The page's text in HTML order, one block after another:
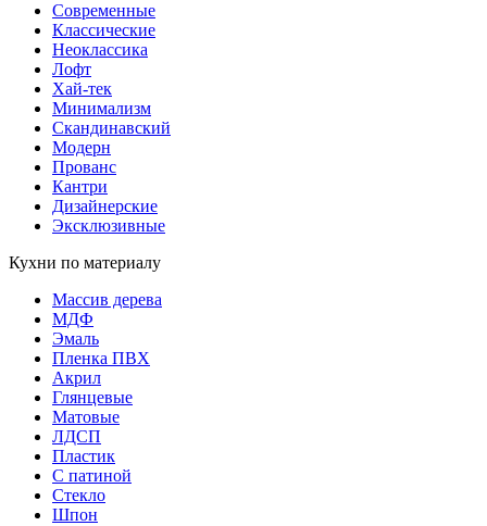
Современные
Классические
Неоклассика
Лофт
Хай-тек
Минимализм
Скандинавский
Модерн
Прованс
Кантри
Дизайнерские
Эксклюзивные
Кухни по материалу
Массив дерева
МДФ
Эмаль
Пленка ПВХ
Акрил
Глянцевые
Матовые
ЛДСП
Пластик
С патиной
Стекло
Шпон